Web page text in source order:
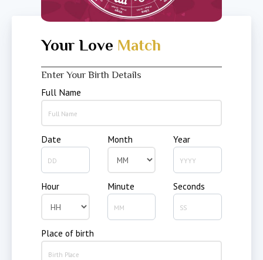
Your Love Match
Enter Your Birth Details
Full Name
Date Month Year
Hour Minute Seconds
Place of birth